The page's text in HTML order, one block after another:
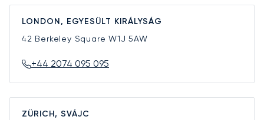
LONDON, EGYESÜLT KIRÁLYSÁG
42 Berkeley SquareW1J 5AW
+44 2074 095 095
ZÜRICH, SVÁJC